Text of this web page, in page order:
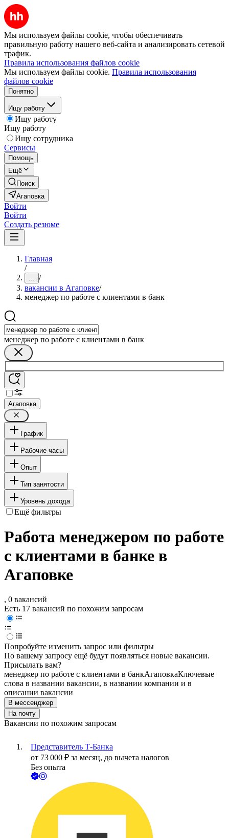
Мы используем файлы cookie, чтобы обеспечивать
правильную работу нашего веб-сайта и анализировать сетевой
трафик.
Правила использования файлов cookie
Мы используем файлы cookie. Правила использования
файлов cookie
Понятно
Ищу работу
Ищу работу
Ищу работу
Ищу сотрудника
Сервисы
Помощь
Ещё
Поиск
Агаповка
Войти
Войти
Создать резюме
Главная
/
... /
вакансии в Агаповке/
менеджер по работе с клиентами в банк
менеджер по работе с клиентами в банк
Агаповка
График
Рабочие часы
Опыт
Тип занятости
Уровень дохода
Ещё фильтры
Работа менеджером по работе
с клиентами в банке в
Агаповке
, 0 вакансий
Есть 17 вакансий по похожим запросам
Попробуйте изменить запрос или фильтры
По вашему запросу ещё будут появляться новые вакансии.
Присылать вам?
менеджер по работе с клиентами в банкАгаповкаКлючевые
слова в названии вакансии, в названии компании и в
описании вакансии
В мессенджер
На почту
Вакансии по похожим запросам
Представитель Т-Банка
от 73 000 ₽ за месяц, до вычета налогов
Без опыта